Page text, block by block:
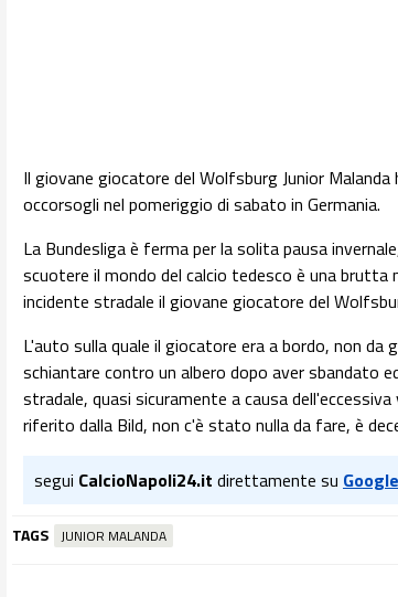
Il giovane giocatore del Wolfsburg Junior
occorsogli nel pomeriggio di sabato in Germania.
La Bundesliga è ferma per la solita pausa
scuotere il mondo del calcio tedesco è una
incidente stradale il giovane giocatore del
L'auto sulla quale il giocatore era a bordo, non
schiantare contro un albero dopo aver sbandato
stradale, quasi sicuramente a causa
riferito dalla Bild, non c'è stato nulla da fare, è
segui CalcioNapoli24.it direttamente su Google
TAGS JUNIOR MALANDA